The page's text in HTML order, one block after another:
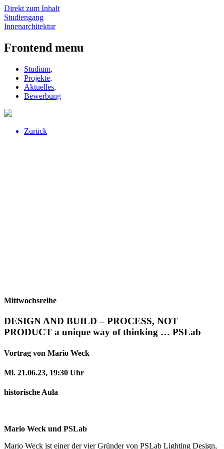
Direkt zum Inhalt
Studiengang
Innenarchitektur
Frontend menu
Studium,
Projekte,
Aktuelles,
Bewerbung
Zurück
Mittwochsreihe
DESIGN AND BUILD – PROCESS, NOT
PRODUCT a unique way of thinking … PSLab
Vortrag von Mario Weck
Mi. 21.06.23, 19:30 Uhr
historische Aula
Mario Weck und PSLab
Mario Weck ist einer der vier Gründer von PSLab Lighting Design,